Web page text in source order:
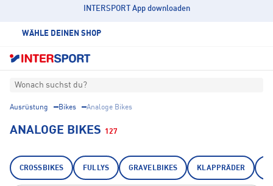
INTERSPORT App downloaden
WÄHLE DEINEN SHOP
Wonach suchst du?
Ausrüstung Bikes Analoge Bikes
ANALOGE BIKES 127
CROSSBIKES FULLYS GRAVELBIKES KLAPPRÄDER